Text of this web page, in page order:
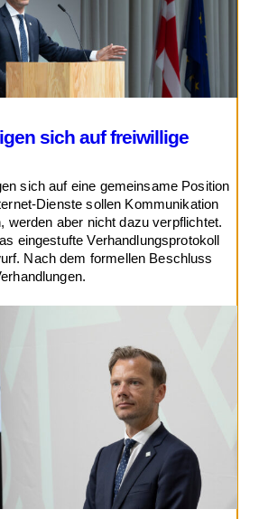
sich auf freiwillige
sich auf eine gemeinsame Position
Dienste sollen Kommunikation
werden aber nicht dazu verpflichtet.
eingestufte Verhandlungsprotokoll
Nach dem formellen Beschluss